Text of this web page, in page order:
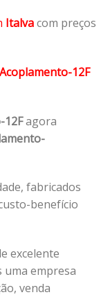
Italvacom preços
Acoplamento-12F
12Fagora
fabricados
benefício
excelente
uma empresa
venda